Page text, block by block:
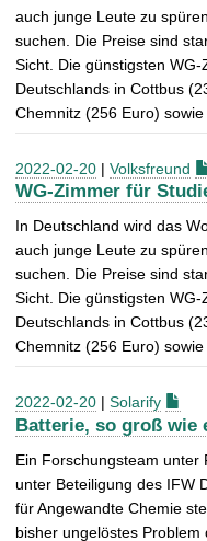
auch junge Leute zu
suchen. Die Preise sind
Sicht. Die günstigsten
Deutschlands in Cottbus
Chemnitz (256 Euro) sowie
2022-02-20 | Volksfreund
WG-Zimmer für
In Deutschland wird das
auch junge Leute zu
suchen. Die Preise sind
Sicht. Die günstigsten
Deutschlands in Cottbus
Chemnitz (256 Euro)
2022-02-20 | Solarify
Batterie, so groß wie
Ein Forschungsteam unter
unter Beteiligung des IFW
für Angewandte Chemie
bisher ungelöstes Problem